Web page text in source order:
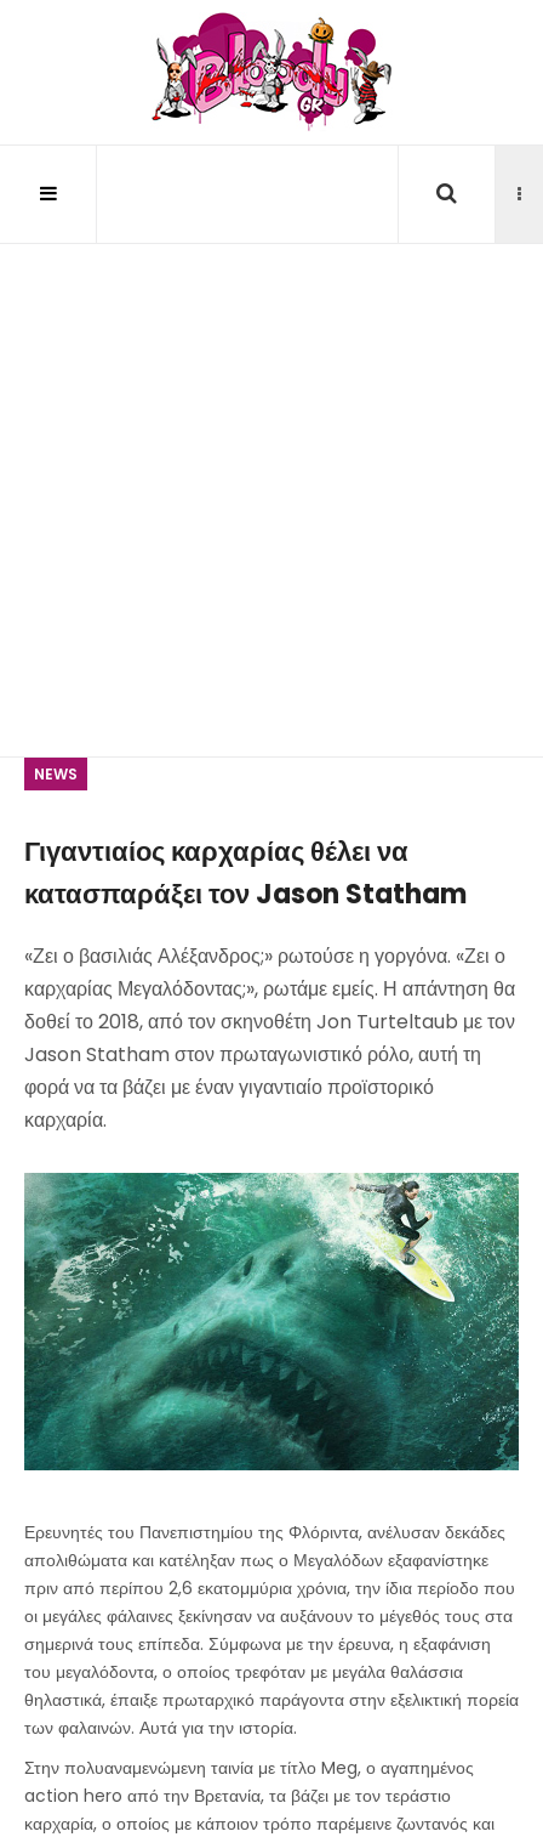
NEWS
Γιγαντιαίος καρχαρίας θέλει να
κατασπαράξει τον Jason Statham
«Ζει ο βασιλιάς Αλέξανδρος;» ρωτούσε η γοργόνα. «Ζει ο
καρχαρίας Μεγαλόδοντας;», ρωτάμε εμείς. Η απάντηση θα
δοθεί το 2018, από τον σκηνοθέτη Jon Turteltaub με τον
Jason Statham στον πρωταγωνιστικό ρόλο, αυτή τη
φορά να τα βάζει με έναν γιγαντιαίο προϊστορικό
καρχαρία.
Ερευνητές του Πανεπιστημίου της Φλόριντα, ανέλυσαν δεκάδες
απολιθώματα και κατέληξαν πως ο Μεγαλόδων εξαφανίστηκε
πριν από περίπου 2,6 εκατομμύρια χρόνια, την ίδια περίοδο που
οι μεγάλες φάλαινες ξεκίνησαν να αυξάνουν το μέγεθός τους στα
σημερινά τους επίπεδα. Σύμφωνα με την έρευνα, η εξαφάνιση
του μεγαλόδοντα, ο οποίος τρεφόταν με μεγάλα θαλάσσια
θηλαστικά, έπαιξε πρωταρχικό παράγοντα στην εξελικτική πορεία
των φαλαινών. Αυτά για την ιστορία.
Στην πολυαναμενώμενη ταινία με τίτλο Meg, ο αγαπημένος
action hero από την Βρετανία, τα βάζει με τον τεράστιο
καρχαρία, ο οποίος με κάποιον τρόπο παρέμεινε ζωντανός και